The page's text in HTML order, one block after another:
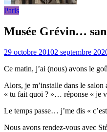
Paris
Musée Grévin…
29 octobre 20102 septembre
Ce matin, j’ai (nous) avons le
Alors, je m’installe dans le
« tu fait quoi ? »… réponse « je
Le temps passe… j’me dis «
Nous avons rendez-vous avec